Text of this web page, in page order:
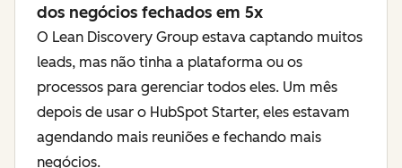
dos negócios fechados em 5x
O Lean Discovery Group estava captando muitos
leads, mas não tinha a plataforma ou os
processos para gerenciar todos eles. Um mês
depois de usar o HubSpot Starter, eles estavam
agendando mais reuniões e fechando mais
negócios.